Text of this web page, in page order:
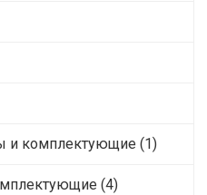
и комплектующие (1)
(4)